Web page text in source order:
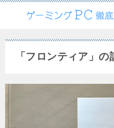
「フロンティア」の